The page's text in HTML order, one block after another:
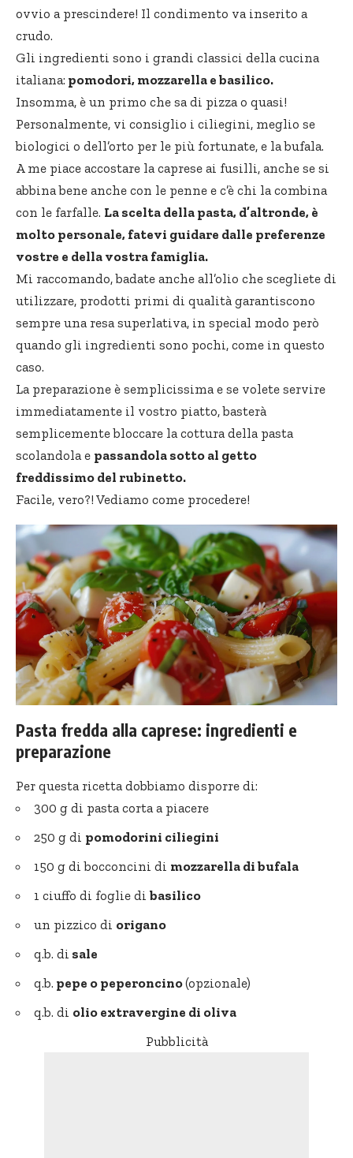
ovvio a prescindere! Il condimento va inserito a
crudo.
Gli ingredienti sono i grandi classici della cucina
italiana: pomodori, mozzarella e basilico.
Insomma, è un primo che sa di pizza o quasi!
Personalmente, vi consiglio i ciliegini, meglio se
biologici o dell’orto per le più fortunate, e la bufala.
A me piace accostare la caprese ai fusilli, anche se si
abbina bene anche con le penne e c’è chi la combina
con le farfalle. La scelta della pasta, d’altronde, è
molto personale, fatevi guidare dalle preferenze
vostre e della vostra famiglia.
Mi raccomando, badate anche all’olio che scegliete di
utilizzare, prodotti primi di qualità garantiscono
sempre una resa superlativa, in special modo però
quando gli ingredienti sono pochi, come in questo
caso.
La preparazione è semplicissima e se volete servire
immediatamente il vostro piatto, basterà
semplicemente bloccare la cottura della pasta
scolandola e passandola sotto al getto
freddissimo del rubinetto.
Facile, vero?! Vediamo come procedere!
Pasta fredda alla caprese: ingredienti e
preparazione
Per questa ricetta dobbiamo disporre di:
300 g di pasta corta a piacere
250 g di pomodorini ciliegini
150 g di bocconcini di mozzarella di bufala
1 ciuffo di foglie di basilico
un pizzico di origano
q.b. di sale
q.b. pepe o peperoncino(opzionale)
q.b. di olio extravergine di oliva
Pubblicità